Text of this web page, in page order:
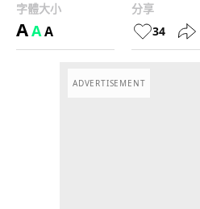
字體大小
AAA
分享
34
ADVERTISEMENT